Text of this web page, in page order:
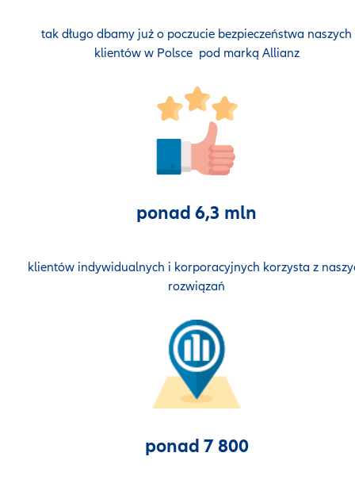
tak długo dbamy już o poczucie bezpieczeństwa naszych
klientów w Polsce pod marką Allianz
ponad 6,3 mln
klientów indywidualnych i korporacyjnych korzysta z
rozwiązań
ponad 7 800